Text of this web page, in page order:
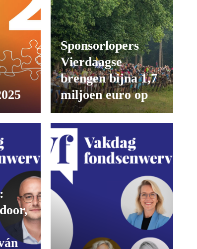
Sponsorlopers
Vierdaagse
brengen bijna 1,7
miljoen euro op